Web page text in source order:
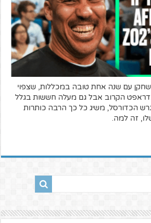
עם שנה אחת טובה במכללות, שצפוי
הקרוב אבל גם מעלה חששות בגלל
הכדורסל, משיג כל כך הרבה כותרות
זה למה.